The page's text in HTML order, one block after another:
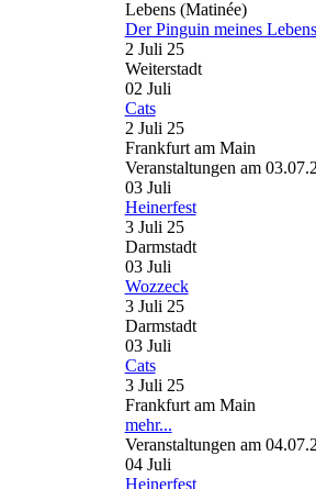
Der Pinguin meines
2 Juli 25
Weiterstadt
02 Juli
Cats
2 Juli 25
Frankfurt am Main
Veranstaltungen am
03 Juli
Heinerfest
3 Juli 25
Darmstadt
03 Juli
Wozzeck
3 Juli 25
Darmstadt
03 Juli
Cats
3 Juli 25
Frankfurt am Main
mehr...
Veranstaltungen am
04 Juli
Heinerfest